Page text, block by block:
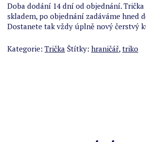
Doba dodání 14 dní od objednání. Trička
skladem, po objednání zadáváme hned
Dostanete tak vždy úplně nový čerstvý
Kategorie: Trička Štítky: hraničář, triko